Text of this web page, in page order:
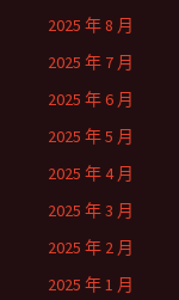
2025 年 8 月
2025 年 7 月
2025 年 6 月
2025 年 5 月
2025 年 4 月
2025 年 3 月
2025 年 2 月
2025 年 1 月